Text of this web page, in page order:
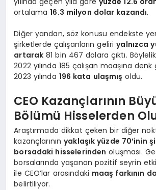
ortalama16.3 milyon dolar kazandı.
Diğer yandan, söz konusu endekste
şirketlerde çalışanların geliriyalnızca
artarak 81 bin 467 dolara çıktı.
2022 yılında 185 çalışan maaşına
2023 yılında 196 kata ulaşmış oldu.
CEO Kazançlarının
Bölümü Hisselerden
Araştırmada dikkat çeken bir diğer
kazançlarınınyaklaşık yüzde 70’inin
borsadaki hisselerinden oluşması.
borsalarında yaşanan pozitif seyrin
ile CEO’lar arasındaki maaş farkının
belirtiliyor.